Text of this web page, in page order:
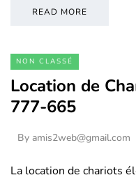
READ MORE
NON CLASSÉ
Location de
777-665
By amis2web@gmail.com
La location de chariots